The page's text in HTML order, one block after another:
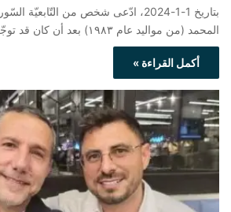
بتاريخ 1-1-2024، ادّعى شخص من
المحمد (من مواليد عام ۱۹۸۳) بعد أن كان قد توجّه…
أكمل القراءة »